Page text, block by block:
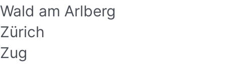
Wald am Arlberg
Zürich
Zug